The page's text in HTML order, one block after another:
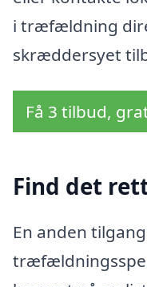
i træfældning
skræddersyet
Få 3 tilbud,
Find det
En anden